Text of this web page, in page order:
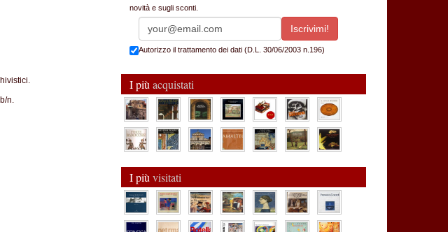
n.
novità e sugli sconti.
Autorizzo il trattamento dei dati (D.L. 30/06/2003 n.196)
I più acquistati
I più visitati